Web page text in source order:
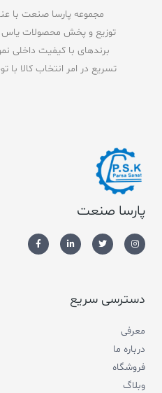
مجموعه پارسا صنعت با
توزیع و پخش محصولات یاس
برندهای با کیفیت داخلی
تسریع در امر انتخاب کالا
پارسا صنعت
دسترسی سریع
معرفی
درباره ما
فروشگاه
وبلاگ